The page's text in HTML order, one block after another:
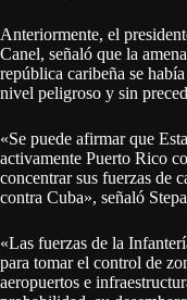
Anteriormente, el
Canel, señaló que la
república caribeña se
nivel peligroso y sin
«Se puede afirmar que
activamente Puerto Rico
concentrar sus fuerzas de
contra Cuba», señaló
«Las fuerzas de la
para tomar el control de
aeropuertos e